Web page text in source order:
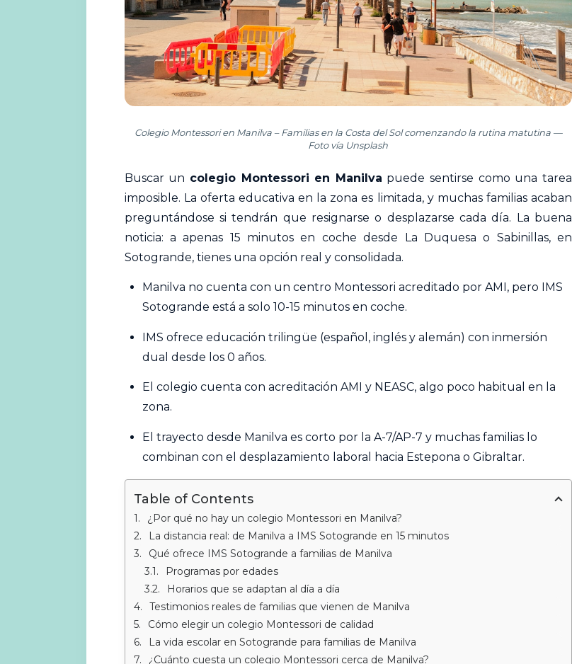
Colegio Montessori en Manilva – Familias en la Costa del Sol comenzando la rutina matutina —
Foto vía Unsplash
Buscar un colegio Montessori en Manilva puede sentirse como una tarea
imposible. La oferta educativa en la zona es limitada, y muchas familias acaban
preguntándose si tendrán que resignarse o desplazarse cada día. La buena
noticia: a apenas 15 minutos en coche desde La Duquesa o Sabinillas, en
Sotogrande, tienes una opción real y consolidada.
Manilva no cuenta con un centro Montessori acreditado por AMI, pero IMS
Sotogrande está a solo 10-15 minutos en coche.
IMS ofrece educación trilingüe (español, inglés y alemán) con inmersión
dual desde los 0 años.
El colegio cuenta con acreditación AMI y NEASC, algo poco habitual en la
zona.
El trayecto desde Manilva es corto por la A-7/AP-7 y muchas familias lo
combinan con el desplazamiento laboral hacia Estepona o Gibraltar.
Table of Contents
¿Por qué no hay un colegio Montessori en Manilva?
La distancia real: de Manilva a IMS Sotogrande en 15 minutos
Qué ofrece IMS Sotogrande a familias de Manilva
Programas por edades
Horarios que se adaptan al día a día
Testimonios reales de familias que vienen de Manilva
Cómo elegir un colegio Montessori de calidad
La vida escolar en Sotogrande para familias de Manilva
¿Cuánto cuesta un colegio Montessori cerca de Manilva?